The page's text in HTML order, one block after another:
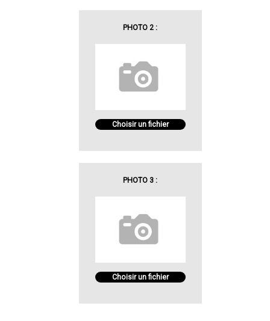
PHOTO 2 :
Choisir un fichier
PHOTO 3 :
Choisir un fichier